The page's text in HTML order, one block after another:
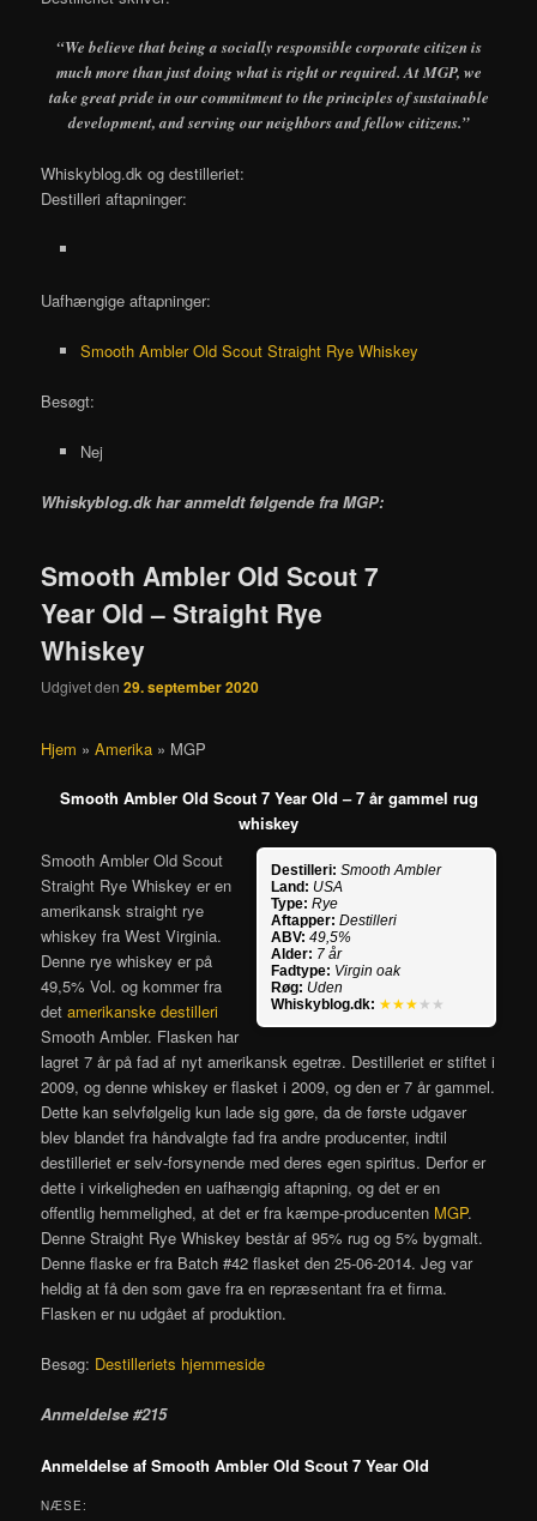
“We believe that being a socially responsible corporate citizen is
much more than just doing what is right or required. At MGP, we
take great pride in our commitment to the principles of sustainable
development, and serving our neighbors and fellow citizens.”
Whiskyblog.dk og destilleriet:
Destilleri aftapninger:
Uafhængige aftapninger:
Smooth Ambler Old Scout Straight Rye Whiskey
Besøgt:
Nej
Whiskyblog.dk har anmeldt følgende fraMGP:
Smooth Ambler Old Scout 7
Year Old – Straight Rye
Whiskey
Udgivet den29. september 2020
Hjem »Amerika » MGP
Smooth Ambler Old Scout 7 Year Old – 7 år gammel rug
whiskey
Destilleri: Smooth Ambler
Land: USA
Type: Rye
Aftapper: Destilleri
ABV: 49,5%
Alder: 7 år
Fadtype: Virgin oak
Røg: Uden
Whiskyblog.dk: ★★★ ★★
Smooth Ambler Old Scout
Straight Rye Whiskey er en
amerikansk straight rye
whiskey fra West Virginia.
Denne rye whiskey er på
49,5% Vol. og kommer fra
detamerikanske destilleri
Smooth Ambler. Flasken har
lagret 7 år på fad af nyt amerikansk egetræ. Destilleriet er stiftet i
2009, og denne whiskey er flasket i 2009, og den er 7 år gammel.
Dette kan selvfølgelig kun lade sig gøre, da de første udgaver
blev blandet fra håndvalgte fad fra andre producenter, indtil
destilleriet er selv-forsynende med deres egen spiritus. Derfor er
dette i virkeligheden en uafhængig aftapning, og det er en
offentlig hemmelighed, at det er fra kæmpe-producenten MGP.
Denne Straight Rye Whiskey består af 95% rug og 5% bygmalt.
Denne flaske er fra Batch #42 flasket den 25-06-2014. Jeg var
heldig at få den som gave fra en repræsentant fra et firma.
Flasken er nu udgået af produktion.
Besøg: Destilleriets hjemmeside
Anmeldelse #215
Anmeldelse af Smooth Ambler Old Scout 7 Year Old
NÆSE: